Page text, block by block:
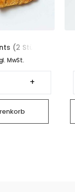
(2 Stück)
MwSt.
+